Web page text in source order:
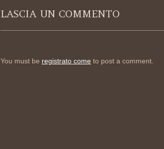
LASCIA UN COMMENTO
You must be registrato come to post a comment.